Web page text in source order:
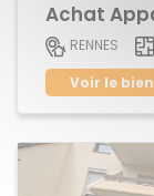
RENNES
Voir le bien